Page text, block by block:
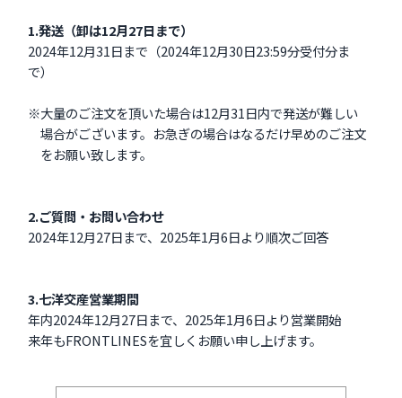
1.発送（卸は12月27日まで）
2024年12月31日まで（2024年12月30日23:59分受付分ま
で）
※大量のご注文を頂いた場合は12月31日内で発送が難しい
場合がございます。お急ぎの場合はなるだけ早めのご注文
をお願い致します。
2.ご質問・お問い合わせ
2024年12月27日まで、2025年1月6日より順次ご回答
3.七洋交産営業期間
年内2024年12月27日まで、2025年1月6日より営業開始
来年もFRONTLINESを宜しくお願い申し上げます。